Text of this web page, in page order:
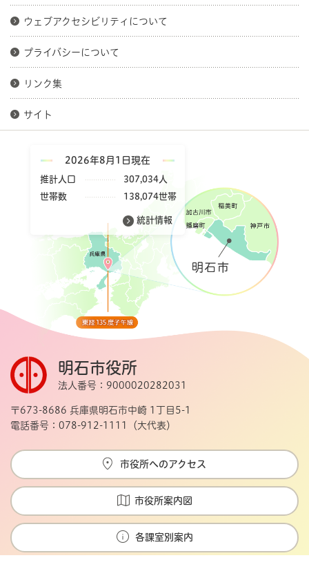
ウェブアクセシビリティについて
プライバシーについて
リンク集
サイト
2026年8月1日現在
推計人口
307,034人
世帯数
138,074世帯
統計情報
明石市役所
法人番号：9000020282031
〒673-8686 兵庫県明石市中崎 1丁目5-1
電話番号：078-912-1111（大代表）
市役所へのアクセス
市役所案内図
各課室別案内